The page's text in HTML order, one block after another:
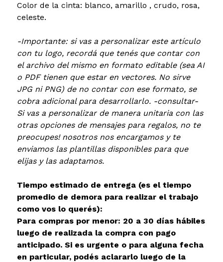
Color de la cinta: blanco, amarillo , crudo, rosa,
celeste.
-Importante: si vas a personalizar este artículo
con tu logo, recordá que tenés que contar con
el archivo del mismo en formato editable (sea AI
o PDF tienen que estar en vectores. No sirve
JPG ni PNG) de no contar con ese formato, se
cobra adicional para desarrollarlo. -consultar-
Si vas a personalizar de manera unitaria con las
otras opciones de mensajes para regalos, no te
preocupes! nosotros nos encargamos y te
enviamos las plantillas disponibles para que
elijas y las adaptamos.
Tiempo estimado de entrega (es el tiempo
promedio de demora para realizar el trabajo
como vos lo querés):
Para compras por menor: 20 a 30 días hábiles
luego de realizada la compra con pago
anticipado. Si es urgente o para alguna fecha
en particular, podés aclararlo luego de la